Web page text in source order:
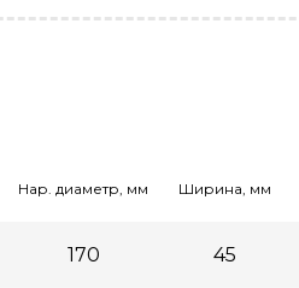
Нар. диаметр, мм Ширина, мм
170 45